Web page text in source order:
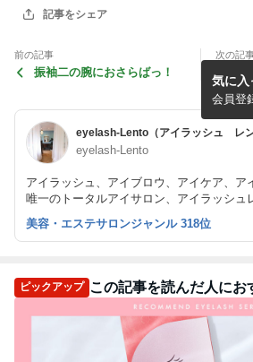
記事をシェア
前の記事
振袖二の腕におさらばっ！
次の記
早
eyelash-Lento（アイラッシュ レン
eyelash-Lento
アイラッシュ、アイブロウ、アイケア、ア
唯一のトータルアイサロン、アイラッシュ
ナチュラルなまつエクを得意とし、大人綺
また、まつげエクステスクールも開講して
気に入
会員登
美容・エステサロンジャンル 318位
ピックアップ この記事を読んだ人にお